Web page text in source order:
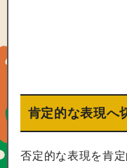
肯定的な表現へ
否定的な表現を肯